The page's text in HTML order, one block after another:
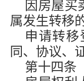
因房屋买
属发生转移
申请转
同、协议、
第十四条